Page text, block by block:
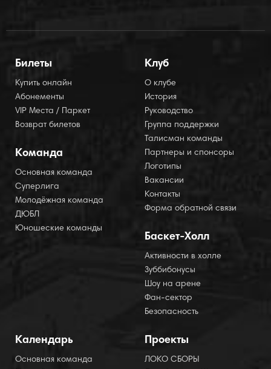
Билеты
Купить онлайн
Абонементы
VIP Места / Паркет
Возврат билетов
Команда
Основная команда
Суперлига
Молодёжная команда
ДЮБЛ
Юношеские команды
Клуб
О клубе
История
Руководство
Группа поддержки
Талисман команды
Партнеры и спонсоры
Логотипы
Вакансии
Контакты
Форма обратной связи
Баскет-Холл
Активности в холле
Зуббибонусы
Шоу на арене
Фан-сектор
Безопасность
Календарь
Основная команда
Проекты
ЛОКО СБОРЫ